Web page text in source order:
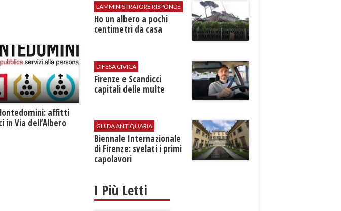
affitti
in Via dell’Albero
L'AMMINISTRATORE RISPONDE
Ho un albero a pochi
centimetri da casa
DIFESA CIVICA
Firenze e Scandicci
capitali delle multe
GUIDA ANTIQUARIA
Biennale Internazionale
di Firenze: svelati i primi
capolavori
I Più Letti